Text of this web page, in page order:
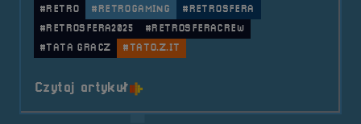
#RETRO
#RETROGAMING
#RETROSFERA
#RETROSFERA2025
#RETROSFERACREW
#TATA GRACZ
#TATO.Z.IT
Czytaj artykuło tytule RetroSfera Crew